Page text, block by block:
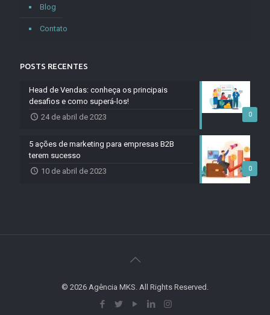
Blog
Contato
POSTS RECENTES
0
Head de Vendas: conheça os principais
desafios e como superá-los!
24 de abril de 2023
0
5 ações de marketing para empresas B2B
terem sucesso
10 de abril de 2023
© 2026 Agência MKS. All Rights Reserved.